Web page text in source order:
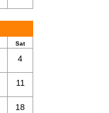
Sat
4
11
18